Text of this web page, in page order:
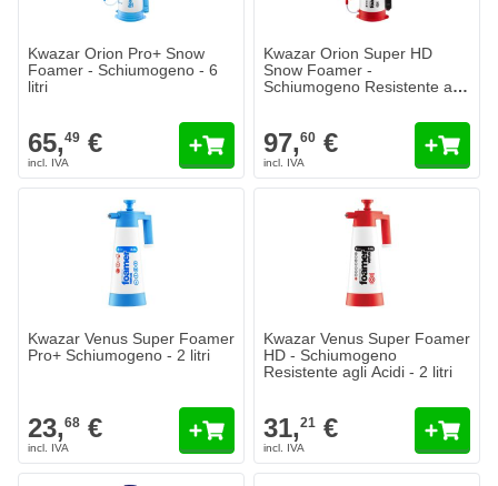
Kwazar Orion Pro+ Snow
Foamer - Schiumogeno - 6
litri
65,49 €
Kwazar Orion Super HD
Snow Foamer -
Schiumogeno Resistente agli
97,60 €
Kwazar Venus Super Foamer
Pro+ Schiumogeno - 2 litri
23,68 €
Kwazar Venus Super Foamer
HD - Schiumogeno
Resistente agli Acidi - 2 litri
31,21 €